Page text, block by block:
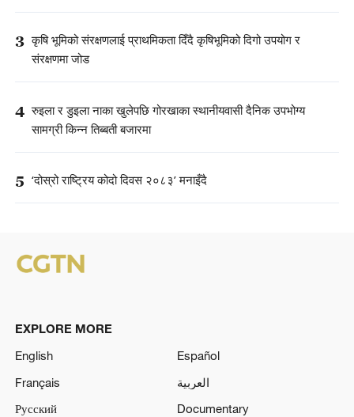
3 कृषि भूमिको संरक्षणलाई प्राथमिकता दिँदै कृषिभूमिको दिगो उपयोग र
संरक्षणमा जोड
4 रुइला र डुइला नाका खुलेपछि गोरखाका स्थानीयवासी दैनिक उपभोग्य
सामग्री किन्न तिब्बती बजारमा
5 ‘दोस्रो राष्ट्रिय कोदो दिवस २०८३’ मनाइँदै
EXPLORE MORE
English
Español
Français
العربية
Русский
Documentary